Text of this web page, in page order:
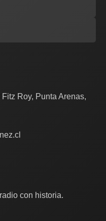
Roy, Punta Arenas,
con historia.